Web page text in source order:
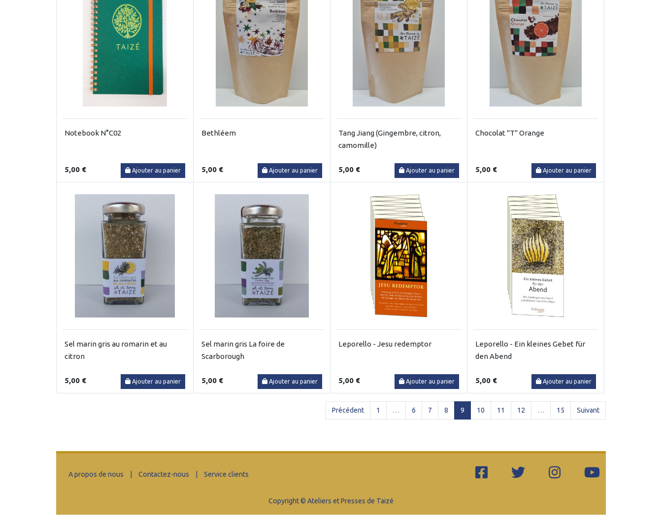
Notebook N°C02
5,00 € Ajouter au panier
Bethléem
5,00 € Ajouter au panier
Tang Jiang (Gingembre, citron,
camomille)
5,00 € Ajouter au panier
Chocolat "T" Orange
5,00 € Ajouter au panier
Sel marin gris au romarin et au
citron
5,00 € Ajouter au panier
Sel marin gris La foire de
Scarborough
5,00 € Ajouter au panier
Leporello - Jesu redemptor
5,00 € Ajouter au panier
Leporello - Ein kleines Gebet für
den Abend
5,00 € Ajouter au panier
Précédent 1 … 6 7 8 9 (current)
10 11 12 … 15 Suivant
A propos de nous | Contactez-nous | Service clients
Copyright © Ateliers et Presses de Taizé